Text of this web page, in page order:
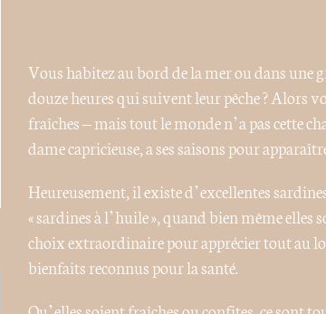
Vous habitez au bord de la mer ou dans une
douze heures qui suivent leur pêche ? Alors
fraîches – mais tout le monde n’a pas cette
dame capricieuse, a ses saisons pour
Heureusement, il existe d’excellentes
« sardines à l’huile », quand bien même elles
choix extraordinaire pour apprécier tout au
bienfaits reconnus pour la santé.